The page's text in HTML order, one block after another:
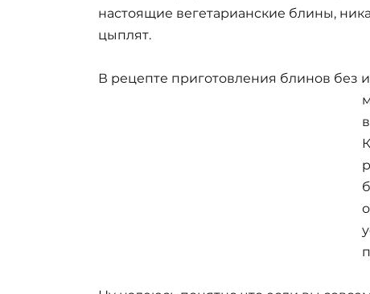
настоящие вегетарианские блины,
цыплят.
В рецепте приготовления блинов без